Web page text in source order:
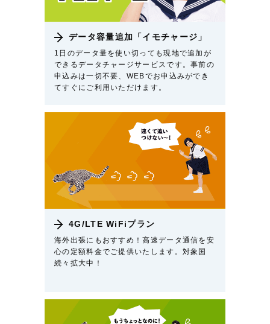
データ容量追加「イモチャージ」
1日のデータ量を使い切っても現地で追加が
できるデータチャージサービスです。事前の
申込みは一切不要、WEBでお申込みができ
てすぐにご利用いただけます。
4G/LTE WiFiプラン
海外出張にもおすすめ！高速データ通信を安
心の定額料金でご提供いたします。対象国
続々拡大中！